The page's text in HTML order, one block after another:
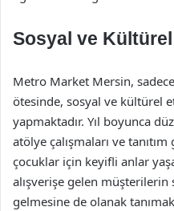
Sosyal ve
Metro Market Mersin,
ötesinde, sosyal ve kültürel
yapmaktadır. Yıl boyunca
atölye çalışmaları ve
çocuklar için keyifli anlar
alışverişe gelen
gelmesine de olanak